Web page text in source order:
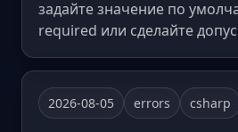
задайте значение по
required или сделайте
2026-08-05 errors csharp